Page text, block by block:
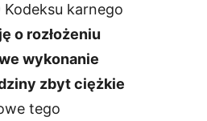
karnego
o rozłożeniu
wykonanie
zbyt ciężkie
tego